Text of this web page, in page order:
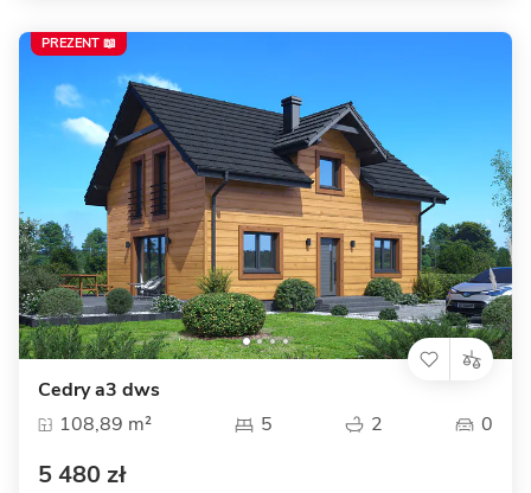
Cedry a3 dws
108,89 m²
5 2 0
5 480 zł
PREZENT 📖